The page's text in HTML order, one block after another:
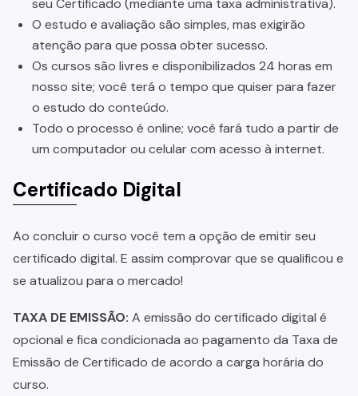
seu Certificado (mediante uma taxa administrativa).
O estudo e avaliação são simples, mas exigirão
atenção para que possa obter sucesso.
Os cursos são livres e disponibilizados 24 horas em
nosso site; você terá o tempo que quiser para fazer
o estudo do conteúdo.
Todo o processo é online; você fará tudo a partir de
um computador ou celular com acesso à internet.
Certificado Digital
Ao concluir o curso você tem a opção de emitir seu
certificado digital. E assim comprovar que se qualificou e
se atualizou para o mercado!
TAXA DE EMISSÃO: A emissão do certificado digital é
opcional e fica condicionada ao pagamento da Taxa de
Emissão de Certificado de acordo a carga horária do
curso.